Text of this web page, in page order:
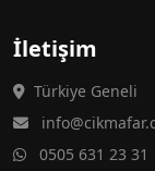
İletişim
Türkiye Geneli
0505 631 23 31